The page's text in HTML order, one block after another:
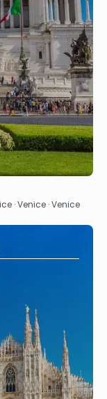
· Venice · Venice